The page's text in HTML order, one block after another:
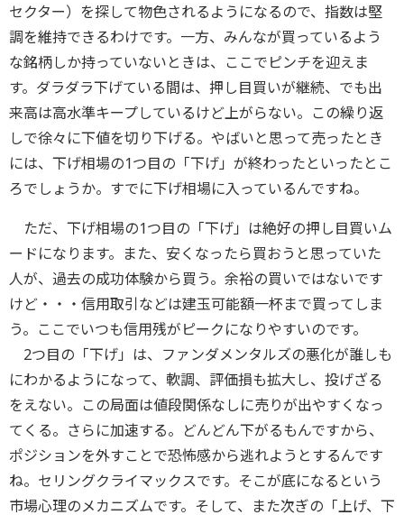
セクター）を探して物色されるようになるので、指数は堅
調を維持できるわけです。一方、みんなが買っているよう
な銘柄しか持っていないときは、ここでピンチを迎えま
す。ダラダラ下げている間は、押し目買いが継続、でも出
来高は高水準キープしているけど上がらない。この繰り返
しで徐々に下値を切り下げる。やばいと思って売ったとき
には、下げ相場の1つ目の「下げ」が終わったといったとこ
ろでしょうか。すでに下げ相場に入っているんですね。
ただ、下げ相場の1つ目の「下げ」は絶好の押し目買いム
ードになります。また、安くなったら買おうと思っていた
人が、過去の成功体験から買う。余裕の買いではないです
けど・・・信用取引などは建玉可能額一杯まで買ってしま
う。ここでいつも信用残がピークになりやすいのです。
2つ目の「下げ」は、ファンダメンタルズの悪化が誰しも
にわかるようになって、軟調、評価損も拡大し、投げざる
をえない。この局面は値段関係なしに売りが出やすくなっ
てくる。さらに加速する。どんどん下がるもんですから、
ポジションを外すことで恐怖感から逃れようとするんです
ね。セリングクライマックスです。そこが底になるという
市場心理のメカニズムです。そして、また次ぎの「上げ、下